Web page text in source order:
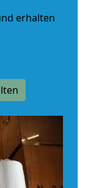
erhalten